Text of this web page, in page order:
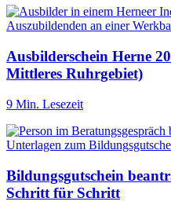
Ausbilderschein Herne
Mittleres Ruhrgebiet)
9 Min. Lesezeit
Bildungsgutschein
Schritt für Schritt